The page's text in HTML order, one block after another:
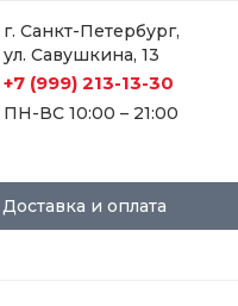
г. Санкт-Петербург,
ул. Савушкина, 13
+7 (999) 213-13-30
ПН-ВС 10:00 – 21:00
Доставка и оплата